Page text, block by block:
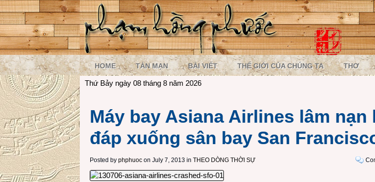
HOME TẢN MẠN BÀI VIẾT THẾ GIỚI CỦA CHÚNG TA THƠ
Thứ Bảy ngày 08 tháng 8 năm 2026
Máy bay Asiana Airlines lâm nạn
đáp xuống sân bay San
Posted by phphuoc on July 7, 2013 in THEO DÒNG THỜI SỰ